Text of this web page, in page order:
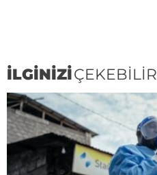
İLGİNİZİÇEKEBİLİR